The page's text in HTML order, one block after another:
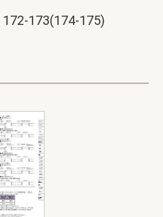
173(174-175)